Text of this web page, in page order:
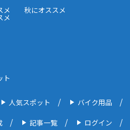
メ 秋にオススメ
メ
ト
人気スポット バイク用品
記事一覧 ログイン